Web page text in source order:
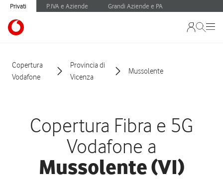
Privati P.IVA e Aziende Grandi Aziende e PA
Copertura
Vodafone
Provincia di
Vicenza
Mussolente
Copertura Fibra e 5G
Vodafone a
Mussolente (VI)